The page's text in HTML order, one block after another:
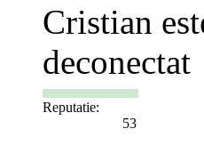
Reputatie:
53